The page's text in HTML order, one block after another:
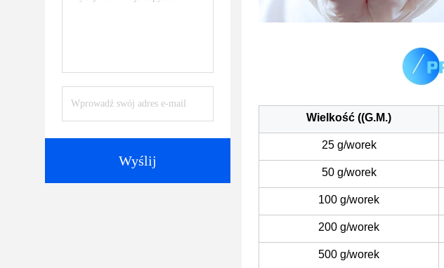
Wyślij
Wielkość ((G.M.)
25 g/worek
50 g/worek
100 g/worek
200 g/worek
500 g/worek